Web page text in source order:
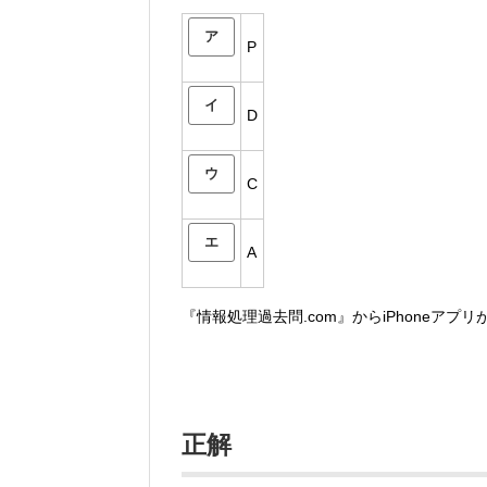
ア
P
イ
D
ウ
C
エ
A
『情報処理過去問.com』からiPhoneアプリ
正解